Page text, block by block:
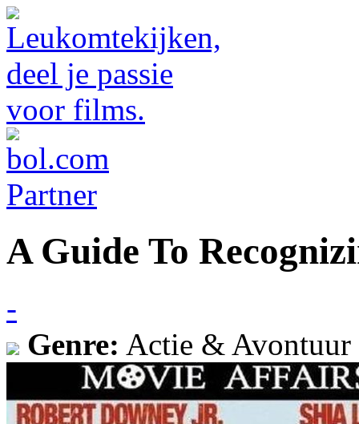
A Guide To
-
Genre: Actie &